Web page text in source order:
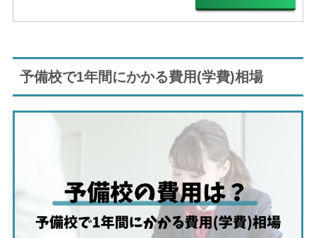
予備校で1年間にかかる費用(学費)相場